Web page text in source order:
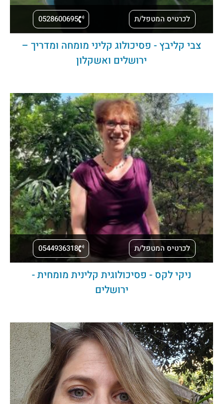
לכרטיס המטפל/ת 0528600695
צבי קליבץ - פסיכולוג קליני מומחה ומדריך –
ירושלים ואשקלון
לכרטיס המטפל/ת 0544936318
ניקי לקס - פסיכולוגית קלינית מומחית -
ירושלים